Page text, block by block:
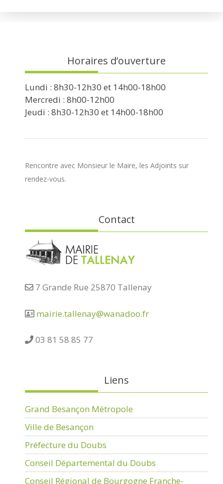
Horaires d’ouverture
Lundi : 8h30-12h30 et 14h00-18h00
Mercredi : 8h00-12h00
Jeudi : 8h30-12h30 et 14h00-18h00
Rencontre avec Monsieur le Maire, les Adjoints sur
rendez-vous.
Contact
7 Grande Rue 25870 Tallenay
mairie.tallenay@wanadoo.fr
03 81 58 85 77
Liens
Grand Besançon Métropole
Ville de Besançon
Préfecture du Doubs
Conseil Départemental du Doubs
Conseil Régional de Bourgogne Franche-